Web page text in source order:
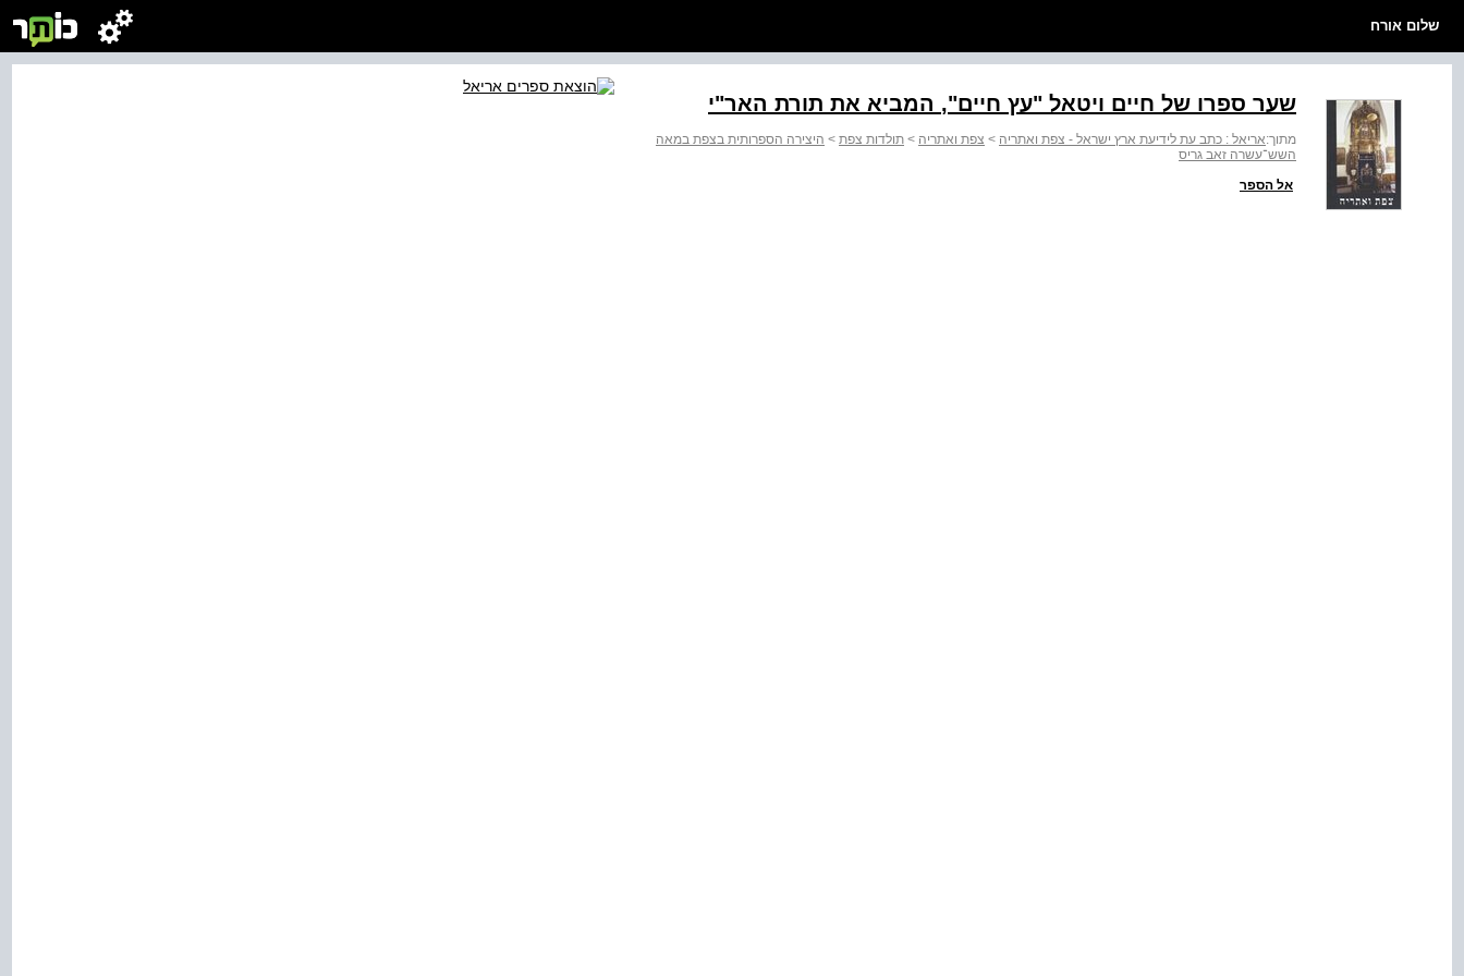
שלום אורח
שער ספרו של חיים ויטאל "עץ חיים‭,"‬ המביא את תורת האר"י
מתוך:אריאל : כתב עת לידיעת ארץ ישראל - צפת ואתריה > צפת ואתריה > תולדות צפת > היצירה הספרותית בצפת במאה
השש־עשרה זאב גריס
אל הספר